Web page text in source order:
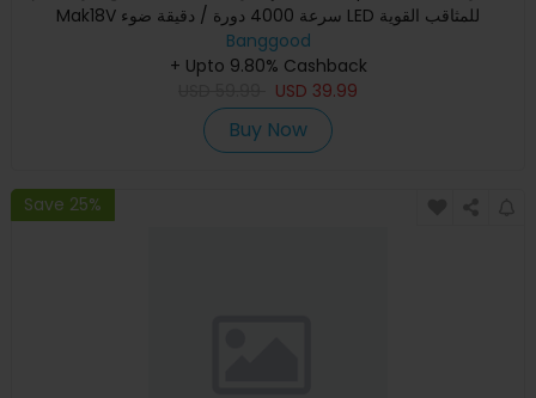
Mak18V سرعة 4000 دورة / دقيقة ضوء LED للمثاقب القوية
Banggood
+ Upto 9.80% Cashback
USD 39.99
Buy Now
Save 25%